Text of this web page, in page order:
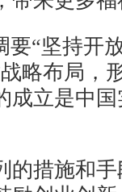
“坚持开
略布局，
成立是中
措施和手